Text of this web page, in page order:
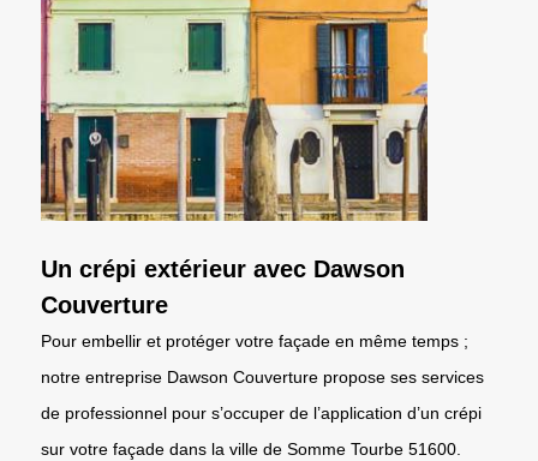
Un crépi extérieur avec Dawson
Couverture
Pour embellir et protéger votre façade en même temps ;
notre entreprise Dawson Couverture propose ses services
de professionnel pour s’occuper de l’application d’un crépi
sur votre façade dans la ville de Somme Tourbe 51600.